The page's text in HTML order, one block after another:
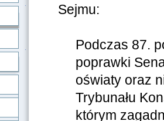
Sejmu:
Podczas 87.
poprawki
oświaty oraz
Trybunału
którym